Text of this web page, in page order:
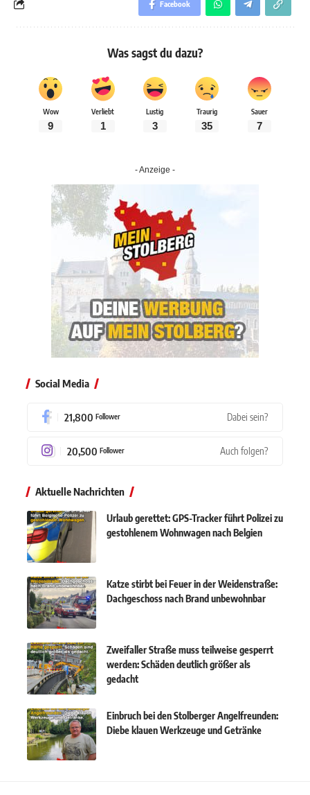
Facebook
Was sagst du dazu?
Wow
9
Verliebt
1
Lustig
3
Traurig
35
Sauer
7
- Anzeige -
Social Media
21,800 Follower Dabei sein?
20,500 Follower Auch folgen?
Aktuelle Nachrichten
Urlaub gerettet: GPS-Tracker führt Polizei zu
gestohlenem Wohnwagen nach Belgien
Katze stirbt bei Feuer in der Weidenstraße:
Dachgeschoss nach Brand unbewohnbar
Zweifaller Straße muss teilweise gesperrt
werden: Schäden deutlich größer als
gedacht
Einbruch bei den Stolberger Angelfreunden:
Diebe klauen Werkzeuge und Getränke